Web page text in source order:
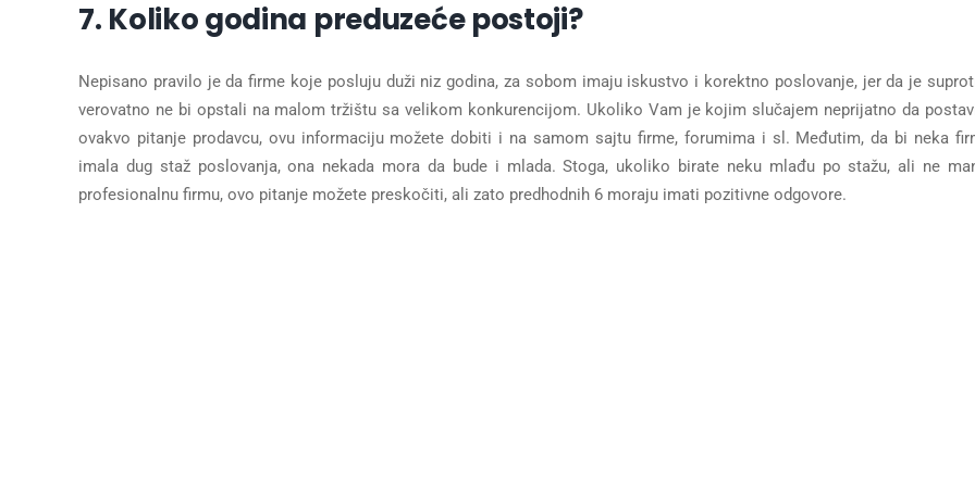
7. Koliko godina preduzeće postoji?
Nepisano pravilo je da firme koje posluju duži niz godina, za sobom imaju iskustvo i korektno poslovanje, jer da je
verovatno ne bi opstali na malom tržištu sa velikom konkurencijom. Ukoliko Vam je kojim slučajem neprijatno da
ovakvo pitanje prodavcu, ovu informaciju možete dobiti i na samom sajtu firme, forumima i sl. Međutim, da bi neka
imala dug staž poslovanja, ona nekada mora da bude i mlada. Stoga, ukoliko birate neku mlađu po stažu, ali ne
profesionalnu firmu, ovo pitanje možete preskočiti, ali zato predhodnih 6 moraju imati pozitivne odgovore.